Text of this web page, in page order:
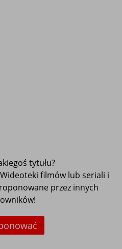
tytułu?
filmów lub seriali i
przez innych